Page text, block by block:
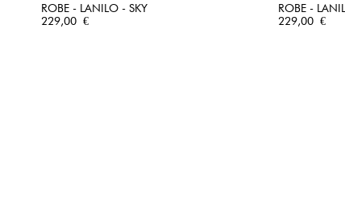
ROBE - LANILO - SKY
Prix
229,00 €
ROBE -
Prix
229,00 €